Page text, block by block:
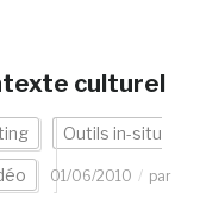
culturel
Outils in-situ
01/06/2010
par